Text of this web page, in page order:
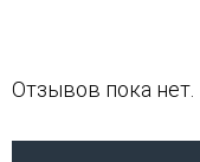
Отзывов пока нет.